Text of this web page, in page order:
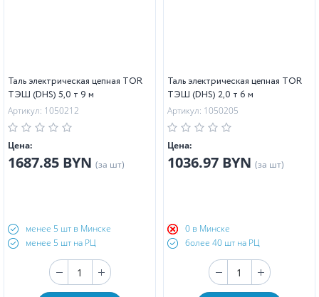
Таль электрическая цепная TOR
ТЭШ (DHS) 5,0 т 9 м
Артикул: 1050212
Цена:
1687.85 BYN (за шт)
менее 5 шт в Минске
менее 5 шт на РЦ
Таль электрическая цепная TOR
ТЭШ (DHS) 2,0 т 6 м
Артикул: 1050205
Цена:
1036.97 BYN (за шт)
0 в Минске
более 40 шт на РЦ